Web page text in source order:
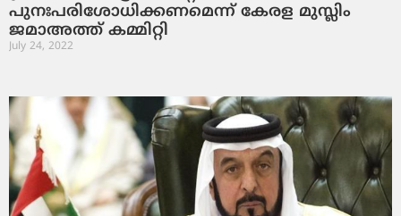
പുനഃപരിശോധിക്കണമെന്ന് കേരള മുസ്ലിം
ജമാഅത്ത് കമ്മിറ്റി
July 24, 2022